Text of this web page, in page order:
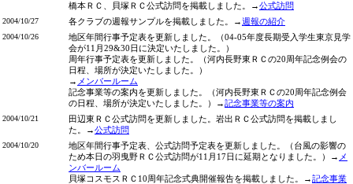
橋本ＲＣ、貝塚ＲＣ公式訪問を掲載しました。→公式訪問
2004/10/27 各クラブの週報サンプルを掲載しました。→週報の紹介
2004/10/26
地区年間行事予定表を更新しました。（04-05年度長期受入学生東京見学
会が11月29&30日に決定いたしました。）
周年行事予定表を更新しました。（河内長野東ＲＣの20周年記念例会の
日程、場所が決定いたしました。）
→ メンバールーム
記念事業等の案内を更新しました。（河内長野東ＲＣの20周年記念例会
の日程、場所が決定いたしました。）→記念事業等の案内
2004/10/21
田辺東ＲＣ公式訪問を更新しました。岩出ＲＣ公式訪問を掲載しまし
た。→公式訪問
2004/10/20
地区年間行事予定表、公式訪問予定表を更新しました。（台風の影響の
ため本日の羽曳野ＲＣ公式訪問が11月17日に延期となりました。）→ メ
ンバールーム
貝塚コスモスＲＣ10周年記念式典開催報告を掲載しました。→記念事業